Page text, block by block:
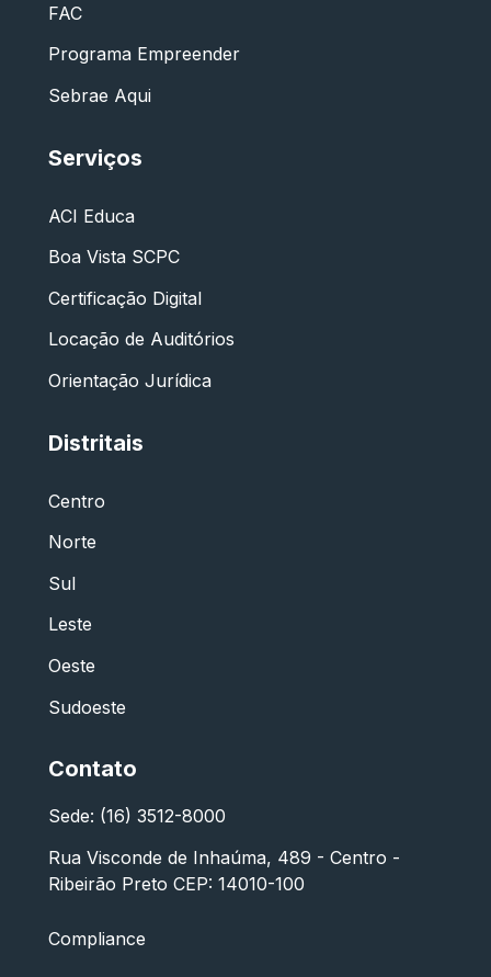
FAC
Programa Empreender
Sebrae Aqui
Serviços
ACI Educa
Boa Vista SCPC
Certificação Digital
Locação de Auditórios
Orientação Jurídica
Distritais
Centro
Norte
Sul
Leste
Oeste
Sudoeste
Contato
Sede: (16) 3512-8000
Rua Visconde de Inhaúma, 489 - Centro -
Ribeirão Preto CEP: 14010-100
Compliance